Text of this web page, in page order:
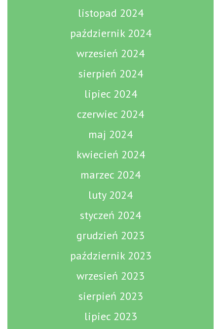
listopad 2024
październik 2024
wrzesień 2024
sierpień 2024
lipiec 2024
czerwiec 2024
maj 2024
kwiecień 2024
marzec 2024
luty 2024
styczeń 2024
grudzień 2023
październik 2023
wrzesień 2023
sierpień 2023
lipiec 2023